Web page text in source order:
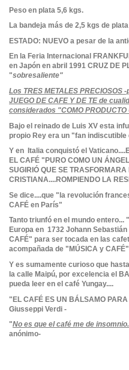
Peso en plata 5,6 kgs.
La bandeja más de 2,5 kgs de plata
ESTADO: NUEVO a pesar de la
En la Feria Internacional
en Japón en abril 1991 CRUZ DE
"sobresaliente"
Los TRES METALES
JUEGO DE CAFE Y DE TE de
considerados "COMO PRODUCTO
Bajo el reinado de Luis XV esta
propio Rey era un "fan indiscutible
Y en Italia conquistó el
EL CAFÉ "PURO COMO UN
SUGIRIÓ QUE SE
CRISTIANA....ROMPIENDO LA
Se dice....que "la revolución
CAFÉ en París"
Tanto triunfó en el mundo entero...
Europa en 1732 Johann
CAFÉ" para ser tocada en las
acompañada de "MÚSICA y
Y es sumamente curioso que
la calle Maipú, por excelencia el
pueda leer en el café Yungay....
"EL CAFÉ ES UN BÁLSAMO
Giusseppi Verdi -
"No es que el café me de
anónimo-